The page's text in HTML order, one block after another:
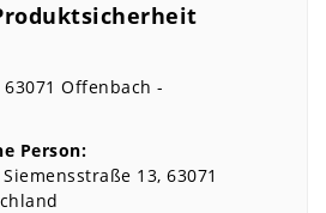
63071 Offenbach
Person:
Siemensstraße 13 63071